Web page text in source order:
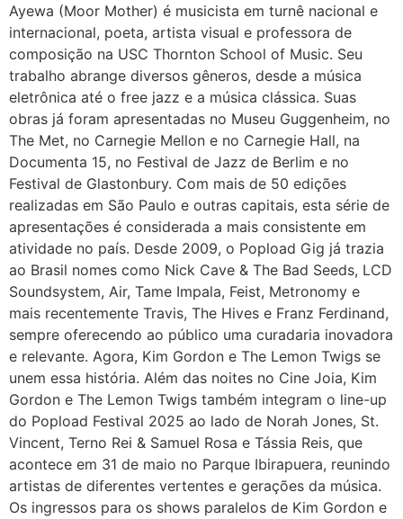
Ayewa (Moor Mother) é musicista em turnê nacional e
internacional, poeta, artista visual e professora de
composição na USC Thornton School of Music. Seu
trabalho abrange diversos gêneros, desde a música
eletrônica até o free jazz e a música clássica. Suas
obras já foram apresentadas no Museu Guggenheim, no
The Met, no Carnegie Mellon e no Carnegie Hall, na
Documenta 15, no Festival de Jazz de Berlim e no
Festival de Glastonbury. Com mais de 50 edições
realizadas em São Paulo e outras capitais, esta série de
apresentações é considerada a mais consistente em
atividade no país. Desde 2009, o Popload Gig já trazia
ao Brasil nomes como Nick Cave & The Bad Seeds, LCD
Soundsystem, Air, Tame Impala, Feist, Metronomy e
mais recentemente Travis, The Hives e Franz Ferdinand,
sempre oferecendo ao público uma curadaria inovadora
e relevante. Agora, Kim Gordon e The Lemon Twigs se
unem essa história. Além das noites no Cine Joia, Kim
Gordon e The Lemon Twigs também integram o line-up
do Popload Festival 2025 ao lado de Norah Jones, St.
Vincent, Terno Rei & Samuel Rosa e Tássia Reis, que
acontece em 31 de maio no Parque Ibirapuera, reunindo
artistas de diferentes vertentes e gerações da música.
Os ingressos para os shows paralelos de Kim Gordon e